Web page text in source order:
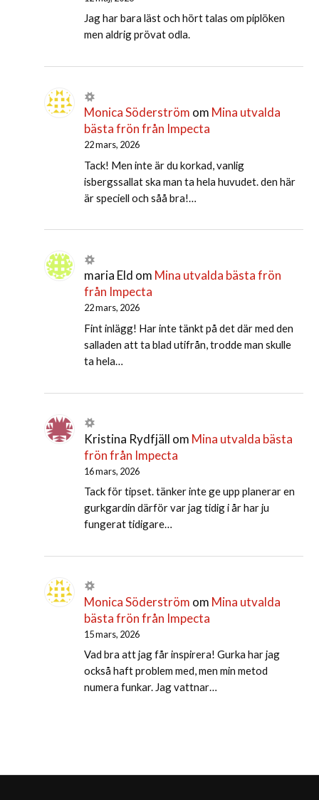
Jag har bara läst och hört talas om piplöken
men aldrig prövat odla.
Monica Söderström om Mina utvalda
bästa frön från Impecta
22 mars, 2026
Tack! Men inte är du korkad, vanlig
isbergssallat ska man ta hela huvudet. den här
är speciell och såå bra!…
maria Eld om Mina utvalda bästa frön
från Impecta
22 mars, 2026
Fint inlägg! Har inte tänkt på det där med den
salladen att ta blad utifrån, trodde man skulle
ta hela…
Kristina Rydfjäll om Mina utvalda bästa
frön från Impecta
16 mars, 2026
Tack för tipset. tänker inte ge upp planerar en
gurkgardin därför var jag tidig i år har ju
fungerat tidigare…
Monica Söderström om Mina utvalda
bästa frön från Impecta
15 mars, 2026
Vad bra att jag får inspirera! Gurka har jag
också haft problem med, men min metod
numera funkar. Jag vattnar…